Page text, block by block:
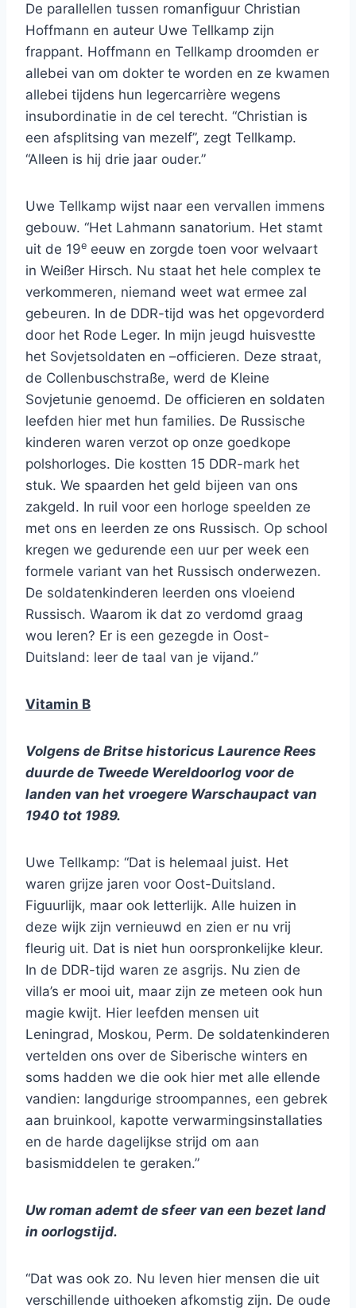
De parallellen tussen romanfiguur Christian
Hoffmann en auteur Uwe Tellkamp zijn
frappant. Hoffmann en Tellkamp droomden er
allebei van om dokter te worden en ze kwamen
allebei tijdens hun legercarrière wegens
insubordinatie in de cel terecht. “Christian is
een afsplitsing van mezelf”, zegt Tellkamp.
“Alleen is hij drie jaar ouder.”
Uwe Tellkamp wijst naar een vervallen immens
gebouw. “Het Lahmann sanatorium. Het stamt
uit de 19e eeuw en zorgde toen voor welvaart
in Weißer Hirsch. Nu staat het hele complex te
verkommeren, niemand weet wat ermee zal
gebeuren. In de DDR-tijd was het opgevorderd
door het Rode Leger. In mijn jeugd huisvestte
het Sovjetsoldaten en –officieren. Deze straat,
de Collenbuschstraße, werd de Kleine
Sovjetunie genoemd. De officieren en soldaten
leefden hier met hun families. De Russische
kinderen waren verzot op onze goedkope
polshorloges. Die kostten 15 DDR-mark het
stuk. We spaarden het geld bijeen van ons
zakgeld. In ruil voor een horloge speelden ze
met ons en leerden ze ons Russisch. Op school
kregen we gedurende een uur per week een
formele variant van het Russisch onderwezen.
De soldatenkinderen leerden ons vloeiend
Russisch. Waarom ik dat zo verdomd graag
wou leren? Er is een gezegde in Oost-
Duitsland: leer de taal van je vijand.”
Vitamin B
Volgens de Britse historicus Laurence Rees
duurde de Tweede Wereldoorlog voor de
landen van het vroegere Warschaupact van
1940 tot 1989.
Uwe Tellkamp: “Dat is helemaal juist. Het
waren grijze jaren voor Oost-Duitsland.
Figuurlijk, maar ook letterlijk. Alle huizen in
deze wijk zijn vernieuwd en zien er nu vrij
fleurig uit. Dat is niet hun oorspronkelijke kleur.
In de DDR-tijd waren ze asgrijs. Nu zien de
villa’s er mooi uit, maar zijn ze meteen ook hun
magie kwijt. Hier leefden mensen uit
Leningrad, Moskou, Perm. De soldatenkinderen
vertelden ons over de Siberische winters en
soms hadden we die ook hier met alle ellende
vandien: langdurige stroompannes, een gebrek
aan bruinkool, kapotte verwarmingsinstallaties
en de harde dagelijkse strijd om aan
basismiddelen te geraken.”
Uw roman ademt de sfeer van een bezet land
in oorlogstijd.
“Dat was ook zo. Nu leven hier mensen die uit
verschillende uithoeken afkomstig zijn. De oude